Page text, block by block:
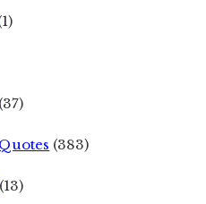
(37)
(383)
(13)